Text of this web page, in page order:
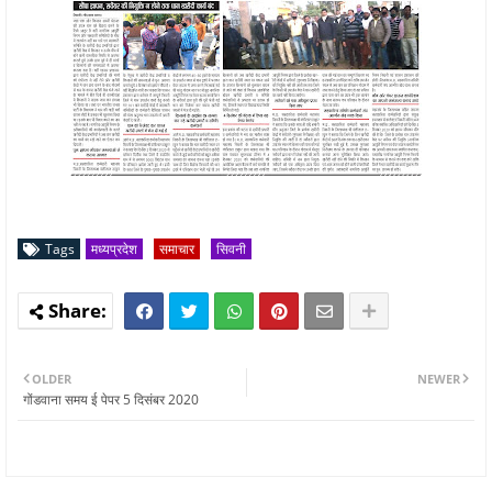
Tags मध्यप्रदेश समाचार सिवनी
NEWER
OLDER
गोंडवाना समय ई पेपर 5 दिसंबर 2020